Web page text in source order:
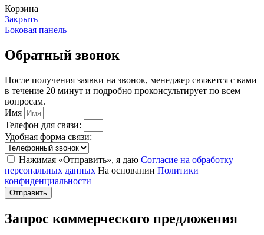
Корзина
Закрыть
Боковая панель
Обратный звонок
После получения заявки на звонок, менеджер свяжется с вами
в течение 20 минут и подробно проконсультирует по всем
вопросам.
Имя
Телефон для связи:
Удобная форма связи:
Нажимая «Отправить», я даю Согласие на обработку
персональных данных На основании Политики
конфиденциальности
Отправить
Запрос коммерческого предложения